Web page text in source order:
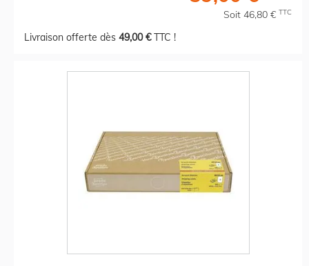
Soit 46,80 € TTC
Livraison offerte dès 49,00 €TTC !